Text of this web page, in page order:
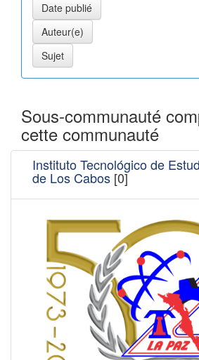
Sous-communauté
cette communauté
Instituto Tecnológico de
de Los Cabos [0]